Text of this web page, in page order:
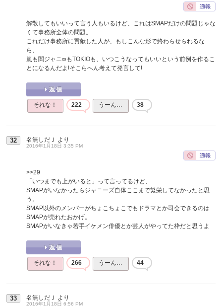
解散してもいいって言う人もいるけど、これはSMAPだけの問題じゃな
くて事務所全体の問題。
これだけ事務所に貢献した人が、もしこんな形で終わらせられるな
ら、
嵐も関ジャニ∞もTOKIOも、いつこうなってもいいという前例を作るこ
とになるんだよ!そこらへん考えて発言して!
それな！ 222 うーん… 38
32 名無しだＪ より
2016年1月18日 3:35 PM
>>29
「いつまでも上がいると」って言ってるけど、
SMAPがいなかったらジャニーズ自体ここまで繁栄してなかったと思
う。
SMAP以外のメンバーがちょこちょこでもドラマとか司会できるのは
SMAPが売れたおかげ。
SMAPがいなきゃ若手イケメン俳優とか芸人がやってた枠だと思うよ
それな！ 266 うーん… 44
33 名無しだＪ より
2016年1月18日 6:56 PM